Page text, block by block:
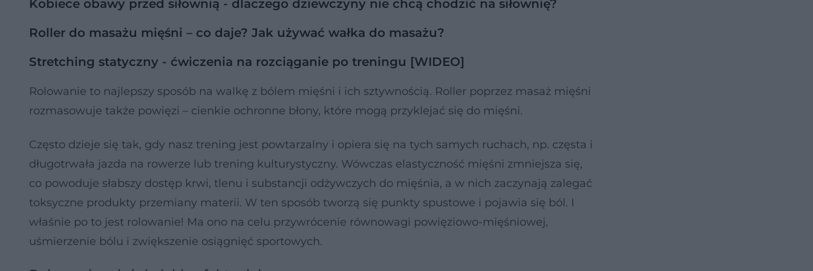
Kobiece obawy przed siłownią - dlaczego dziewczyny nie chcą chodzić na siłownię?
Roller do masażu mięśni – co daje? Jak używać wałka do masażu?
Stretching statyczny - ćwiczenia na rozciąganie po treningu [WIDEO]
Rolowanie to najlepszy sposób na walkę z bólem mięśni i ich sztywnością. Roller poprzez masaż mięśni
rozmasowuje także powięzi – cienkie ochronne błony, które mogą przyklejać się do mięśni.
Często dzieje się tak, gdy nasz trening jest powtarzalny i opiera się na tych samych ruchach, np. częsta i
długotrwała jazda na rowerze lub trening kulturystyczny. Wówczas elastyczność mięśni zmniejsza się,
co powoduje słabszy dostęp krwi, tlenu i substancji odżywczych do mięśnia, a w nich zaczynają zalegać
toksyczne produkty przemiany materii. W ten sposób tworzą się punkty spustowe i pojawia się ból. I
właśnie po to jest rolowanie! Ma ono na celu przywrócenie równowagi powięziowo-mięśniowej,
uśmierzenie bólu i zwiększenie osiągnięć sportowych.